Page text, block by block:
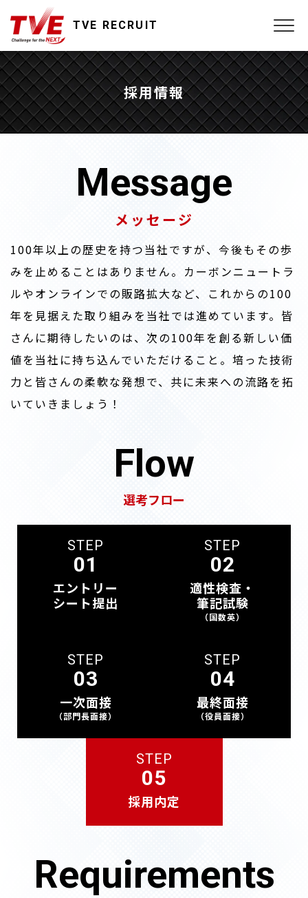
TVE RECRUIT
採用情報
Message
メッセージ
100年以上の歴史を持つ当社ですが、今後もその歩
みを止めることはありません。カーボンニュートラ
ルやオンラインでの販路拡大など、これからの100
年を見据えた取り組みを当社では進めています。皆
さんに期待したいのは、次の100年を創る新しい価
値を当社に持ち込んでいただけること。培った技術
力と皆さんの柔軟な発想で、共に未来への流路を拓
いていきましょう！
Flow
選考フロー
エントリー
シート提出
適性検査・
筆記試験
（国数英）
一次面接
（部門長面接）
最終面接
（役員面接）
採用内定
Requirements